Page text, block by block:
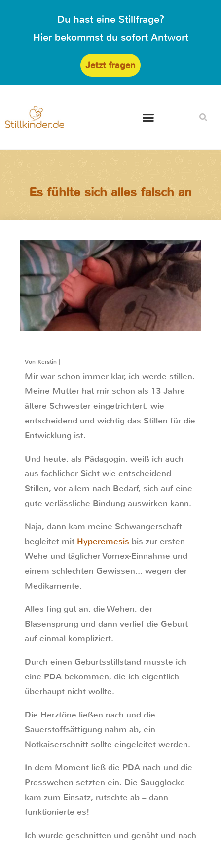
Du hast eine Stillfrage?
Hier bekommst du sofort Antwort
Jetzt fragen
Es fühlte sich alles falsch an
Von Kerstin |
Mir war schon immer klar, ich werde stillen.
Meine Mutter hat mir schon als 13 Jahre
ältere Schwester eingetrichtert, wie
entscheidend und wichtig das Stillen für die
Entwicklung ist.
Und heute, als Pädagogin, weiß ich auch
aus fachlicher Sicht wie entscheidend
Stillen, vor allem nach Bedarf, sich auf eine
gute verlässliche Bindung auswirken kann.
Naja, dann kam meine Schwangerschaft
begleitet mit Hyperemesis bis zur ersten
Wehe und täglicher Vomex-Einnahme und
einem schlechten Gewissen… wegen der
Medikamente.
Alles fing gut an, die Wehen, der
Blasensprung und dann verlief die Geburt
auf einmal kompliziert.
Durch einen Geburtsstillstand musste ich
eine PDA bekommen, die ich eigentlich
überhaupt nicht wollte.
Die Herztöne ließen nach und die
Sauerstoffsättigung nahm ab, ein
Notkaiserschnitt sollte eingeleitet werden.
In dem Moment ließ die PDA nach und die
Presswehen setzten ein. Die Saugglocke
kam zum Einsatz, rutschte ab – dann
funktionierte es!
Ich wurde geschnitten und genäht und nach